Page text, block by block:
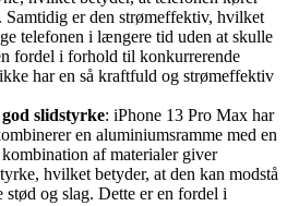
er den strømeffektiv, hvilket
telefonen i længere tid uden at skulle
fordel i forhold til konkurrerende
har en så kraftfuld og strømeffektiv
slidstyrke: iPhone 13 Pro Max har
en aluminiumsramme med en
af materialer giver
hvilket betyder, at den kan modstå
og slag. Dette er en fordel i